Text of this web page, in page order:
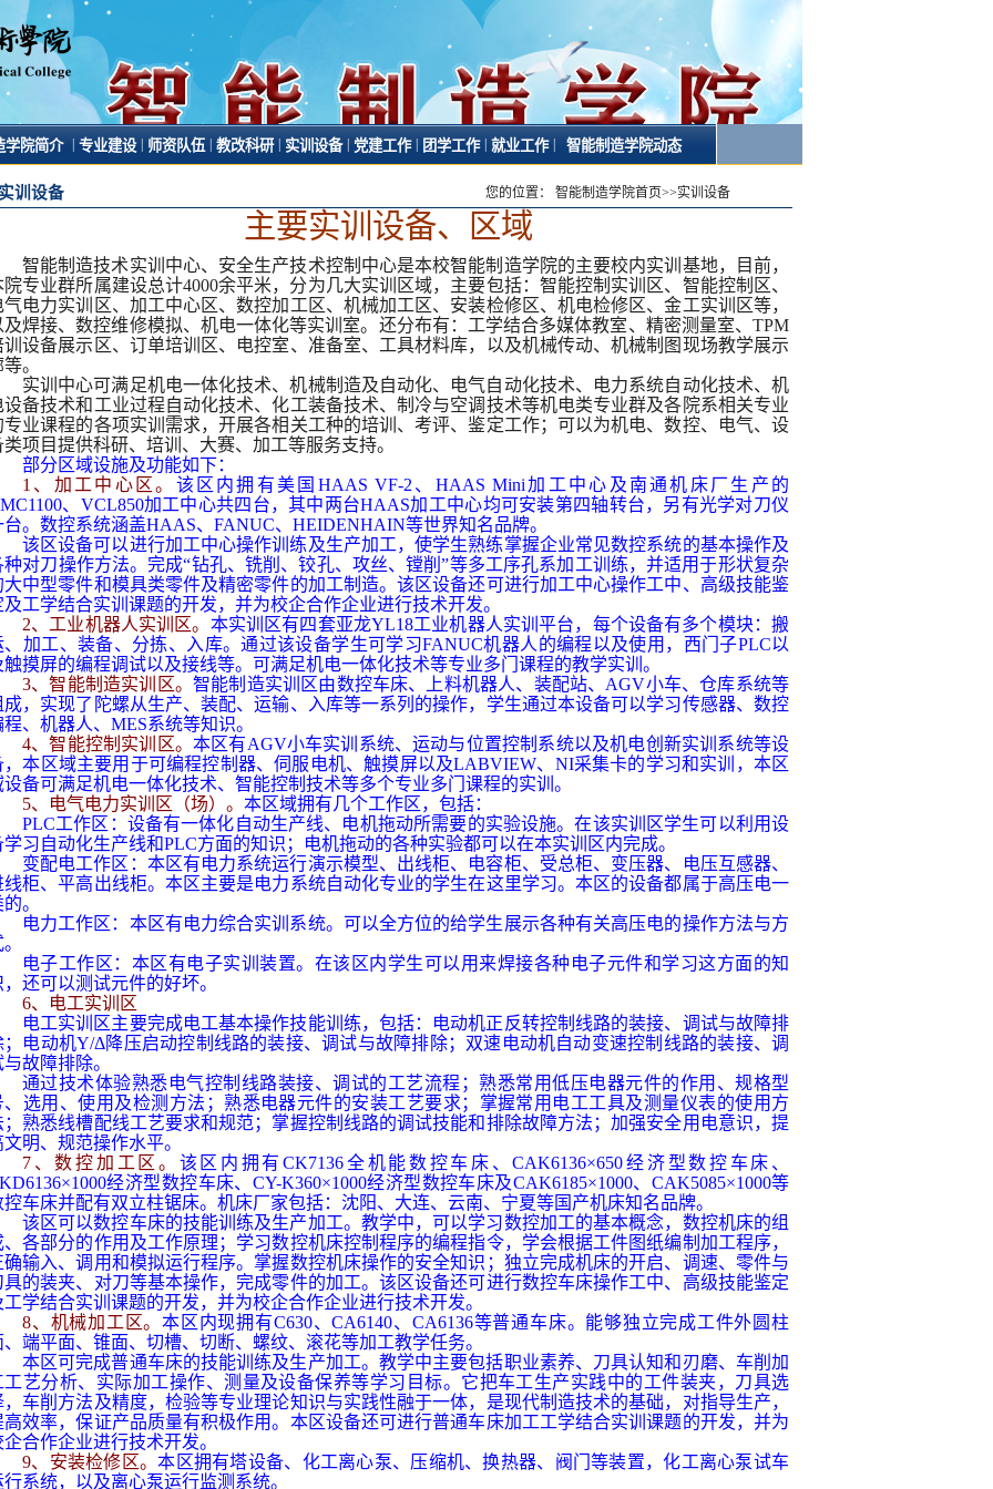
学院简介 专业建设 师资队伍 教改科研 实训设备 党建工作 团学工作 就业工作 智能制造学院动态
训设备 您的位置： 智能制造学院首页>>实训设备
主要实训设备、区域
智能制造技术实训中心、安全生产技术控制中心是本校智能制造学院的主要校内实训基地，目前，
院专业群所属建设总计4000余平米，分为几大实训区域，主要包括： 智能控制实训区、智能控制区、
气电力实训区、加工中心区、数控加工区、机械加工区、安装检修区、机电检修区、金工实训区等，
及焊接、数控维修模拟、机电一体化等实训室。 还分布有： 工学结合多媒体教室、精密测量室、TPM
训设备展示区、订单培训区、电控室、准备室、工具材料库，以及机械传动、机械制图现场教学展示
。
实训中心可满足机电一体化技术、机械制造及自动化、电气自动化技术、电力系统自动化技术、机
设备技术和工业过程自动化技术、化工装备技术、制冷与空调技术等机电类专业群及各院系相关专业
专业课程的各项实训需求，开展各相关工种的培训、考评、鉴定工作；可以为机电、数控、电气、设
类项目提供科研、培训、大赛、加工等服务支持。
部分区域设施及功能如下：
1 、加工中心区。 该区内拥有美国 HAAS VF-2 、 HAAS Mini加工中心及南通机床厂生产的
、 VCL850加工中心共四台，其中两台HAAS加工中心均可安装第四轴转台，另有光学对刀仪
台。数控系统涵盖HAAS、 FANUC、 HEIDENHAIN等世界知名品牌。
该区设备可以进行加工中心操作训练及生产加工，使学生熟练掌握企业常见数控系统的基本操作及
种对刀操作方法。完成“钻孔、铣削、铰孔、攻丝、镗削”等多工序孔系加工训练，并适用于形状复杂
大中型零件和模具类零件及精密零件的加工制造。该区设备还可进行加工中心操作工中、高级技能鉴
及工学结合实训课题的开发，并为校企合作企业进行技术开发。
2、工业机器人实训区。 本实训区有四套亚龙YL18工业机器人实训平台，每个设备有多个模块：搬
、加工、装备、分拣、入库。通过该设备学生可学习FANUC机器人的编程以及使用，西门子PLC以
触摸屏的编程调试以及接线等。可满足机电一体化技术等专业多门课程的教学实训。
3、智能制造实训区。 智能制造实训区由数控车床、上料机器人、装配站、 AGV小车、仓库系统等
成，实现了陀螺从生产、装配、运输、入库等一系列的操作，学生通过本设备可以学习传感器、数控
程、机器人、 MES系统等知识。
4、智能控制实训区。 本区有AGV小车实训系统、运动与位置控制系统以及机电创新实训系统等设
，本区域主要用于可编程控制器、伺服电机、触摸屏以及LABVIEW、 NI采集卡的学习和实训，本区
设备可满足机电一体化技术、智能控制技术等多个专业多门课程的实训。
5、电气电力实训区（场）。 本区域拥有几个工作区，包括：
PLC工作区：设备有一体化自动生产线、电机拖动所需要的实验设施。在该实训区学生可以利用设
学习自动化生产线和PLC方面的知识；电机拖动的各种实验都可以在本实训区内完成。
变配电工作区：本区有电力系统运行演示模型、出线柜、电容柜、受总柜、变压器、电压互感器、
线柜、平高出线柜。本区主要是电力系统自动化专业的学生在这里学习。本区的设备都属于高压电一
。
电力工作区：本区有电力综合实训系统。可以全方位的给学生展示各种有关高压电的操作方法与方
电子工作区：本区有电子实训装置。在该区内学生可以用来焊接各种电子元件和学习这方面的知
，还可以测试元件的好坏。
6、电工实训区
电工实训区主要完成电工基本操作技能训练，包括：电动机正反转控制线路的装接、调试与故障排
；电动机Y/Δ降压启动控制线路的装接、调试与故障排除；双速电动机自动变速控制线路的装接、调
与故障排除。
通过技术体验熟悉电气控制线路装接、调试的工艺流程；熟悉常用低压电器元件的作用、规格型
、选用、使用及检测方法；熟悉电器元件的安装工艺要求；掌握常用电工工具及测量仪表的使用方
；熟悉线槽配线工艺要求和规范；掌握控制线路的调试技能和排除故障方法；加强安全用电意识，提
文明、规范操作水平。
7 、数控加工区。 该区内拥有CK7136全机能数控车床、CAK6136×650经济型数控车床、
×1000经济型数控车床、 CY-K360×1000经济型数控车床及CAK6185×1000、 CAK5085×1000等
控车床并配有双立柱锯床。机床厂家包括：沈阳、大连、云南、宁夏等国产机床知名品牌。
该区可以数控车床的技能训练及生产加工。教学中，可以学习数控加工的基本概念，数控机床的组
、各部分的作用及工作原理；学习数控机床控制程序的编程指令，学会根据工件图纸编制加工程序，
确输入、调用和模拟运行程序。掌握数控机床操作的安全知识；独立完成机床的开启、调速、零件与
具的装夹、对刀等基本操作，完成零件的加工。该区设备还可进行数控车床操作工中、高级技能鉴定
工学结合实训课题的开发，并为校企合作企业进行技术开发。
8、机械加工区。本区内现拥有C630、CA6140、 CA6136等普通车床。能够独立完成工件外圆柱
、端平面、锥面、切槽、切断、螺纹、滚花等加工教学任务。
本区可完成普通车床的技能训练及生产加工。教学中主要包括职业素养、刀具认知和刃磨、车削加
工艺分析、实际加工操作、测量及设备保养等学习目标。它把车工生产实践中的工件装夹，刀具选
，车削方法及精度，检验等专业理论知识与实践性融于一体，是现代制造技术的基础，对指导生产，
高效率，保证产品质量有积极作用。本区设备还可进行普通车床加工工学结合实训课题的开发，并为
企合作企业进行技术开发。
9、安装检修区。本区拥有塔设备、化工离心泵、压缩机、换热器、阀门等装置，化工离心泵试车
行系统，以及离心泵运行监测系统。